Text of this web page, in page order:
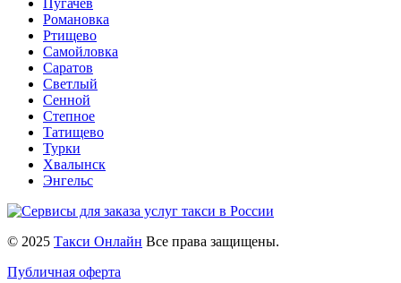
Пугачев
Романовка
Ртищево
Самойловка
Саратов
Светлый
Сенной
Степное
Татищево
Турки
Хвалынск
Энгельс
© 2025 Такси Онлайн Все права защищены.
Публичная оферта